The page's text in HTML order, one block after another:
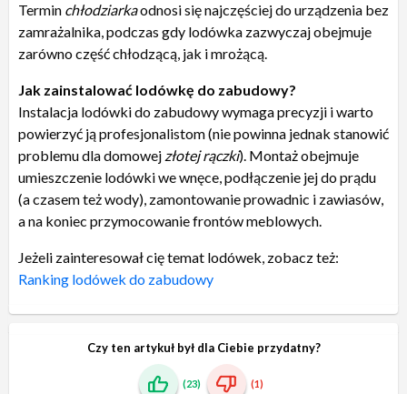
Termin chłodziarkaodnosi się najczęściej do urządzenia bez
zamrażalnika, podczas gdy lodówka zazwyczaj obejmuje
zarówno część chłodzącą, jak i mrożącą.
Jak zainstalować lodówkę do zabudowy?
Instalacja lodówki do zabudowy wymaga precyzji i warto
powierzyć ją profesjonalistom (nie powinna jednak stanowić
problemu dla domowej złotej rączki). Montaż obejmuje
umieszczenie lodówki we wnęce, podłączenie jej do prądu
(a czasem też wody), zamontowanie prowadnic i zawiasów,
a na koniec przymocowanie frontów meblowych.
Jeżeli zainteresował cię temat lodówek, zobacz też:
Ranking lodówek do zabudowy
Czy ten artykuł był dla Ciebie przydatny?
(23) (1)